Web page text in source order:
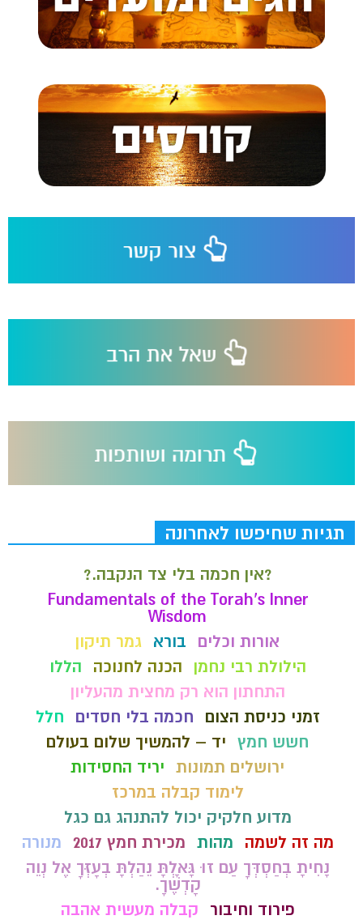
תגיות שחיפשו לאחרונה
?אין חכמה בלי צד הנקבה.?
Fundamentals of the Torah’s Inner
Wisdom
אורות וכלים
בורא גמר תיקון
הילולת רבי נחמן
הכנה לחנוכה
הללו
התחתון הוא רק מחצית מהעליון
זמני כניסת הצום
חכמה בלי חסדים
חלל
חשש חמץ יד – להמשיך שלום בעולם
ירושלים תמונות יריד החסידות
לימוד קבלה במרכז
מדוע חלקיק יכול להתנהג גם כגל
מה זה לשמה
מהות מכירת חמץ 2017
מנורה
נָחִיתָ בְחַסְדְּךָ עַם זוּ גָּאָלְתָּ נֵהַלְתָּ בְעָזְּךָ אֶל נְוֵה
קָדְשֶׁךָ.
פירוד וחיבור
קבלה מעשית אהבה